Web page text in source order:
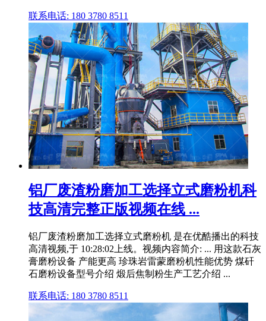
联系电话: 180 3780 8511
铝厂废渣粉磨加工选择立式磨粉机科
技高清完整正版视频在线 ...
铝厂废渣粉磨加工选择立式磨粉机 是在优酷播出的科技
高清视频,于 10:28:02上线。视频内容简介: ... 用这款石灰
膏磨粉设备 产能更高 珍珠岩雷蒙磨粉机性能优势 煤矸
石磨粉设备型号介绍 煅后焦制粉生产工艺介绍 ...
联系电话: 180 3780 8511